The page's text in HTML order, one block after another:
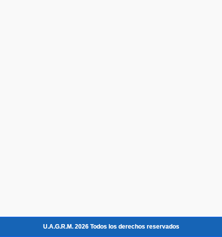
U.A.G.R.M. 2026 Todos los derechos reservados